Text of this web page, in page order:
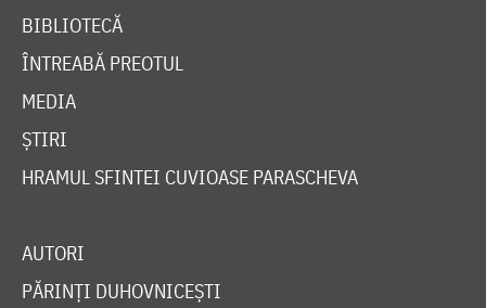
BIBLIOTECĂ
ÎNTREABĂ PREOTUL
MEDIA
ȘTIRI
HRAMUL SFINTEI CUVIOASE PARASCHEVA
AUTORI
PĂRINȚI DUHOVNICEȘTI